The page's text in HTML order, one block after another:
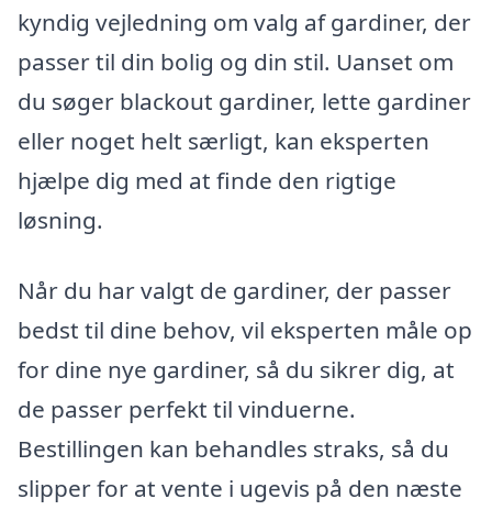
kyndig vejledning om valg af gardiner, der
passer til din bolig og din stil. Uanset om
du søger blackout gardiner, lette gardiner
eller noget helt særligt, kan eksperten
hjælpe dig med at finde den rigtige
løsning.
Når du har valgt de gardiner, der passer
bedst til dine behov, vil eksperten måle op
for dine nye gardiner, så du sikrer dig, at
de passer perfekt til vinduerne.
Bestillingen kan behandles straks, så du
slipper for at vente i ugevis på den næste